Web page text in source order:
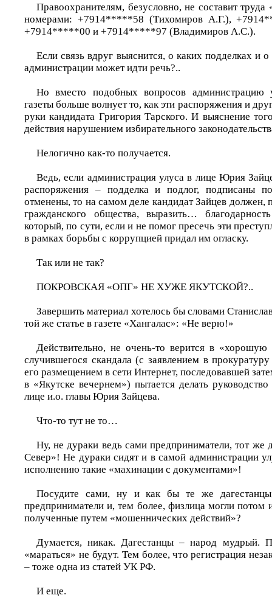
Правоохранителям, безусловно, не составит
номерами: +7914*****58 (Тихомиров А.Г.),
+7914*****00 и +7914*****97 (Владимиров А.С.).
Если связь вдруг выяснится, о каких подделках и
администрации может идти речь?..
Но вместо подобных вопросов администрацию
газеты больше волнует то, как эти распоряжения и
руки кандидата Григория Тарского. И выяснение
действия нарушением избирательного
Нелогично как-то получается.
Ведь, если администрация улуса в лице Юрия
распоряжения – подделка и подлог, подписаны
отменены, то на самом деле кандидат Зайцев должен,
гражданского общества, выразить…
который, по сути, если и не помог пресечь эти
в рамках борьбы с коррупцией придал им огласку.
Так или не так?
ПОКРОВСКАЯ «ОПГ» НЕ ХУЖЕ ЯКУТСКОЙ?..
Завершить материал хотелось бы словами
той же статье в газете «Хангалас»: «Не верю!»
Действительно, не очень-то верится в
случившегося скандала (с заявлением в
его размещением в сети Интернет, последовавшей
в «Якутске вечернем») пытается делать
лице и.о. главы Юрия Зайцева.
Что-то тут не то…
Ну, не дураки ведь сами предприниматели, тот же
Север»! Не дураки сидят и в самой администрации
исполнению такие «махинации с документами»!
Посудите сами, ну и как бы те же
предприниматели и, тем более, физлица могли потом
полученные путем «мошеннических действий»?
Думается, никак. Дагестанцы – народ мудрый.
«мараться» не будут. Тем более, что регистрация
– тоже одна из статей УК РФ.
И еще.